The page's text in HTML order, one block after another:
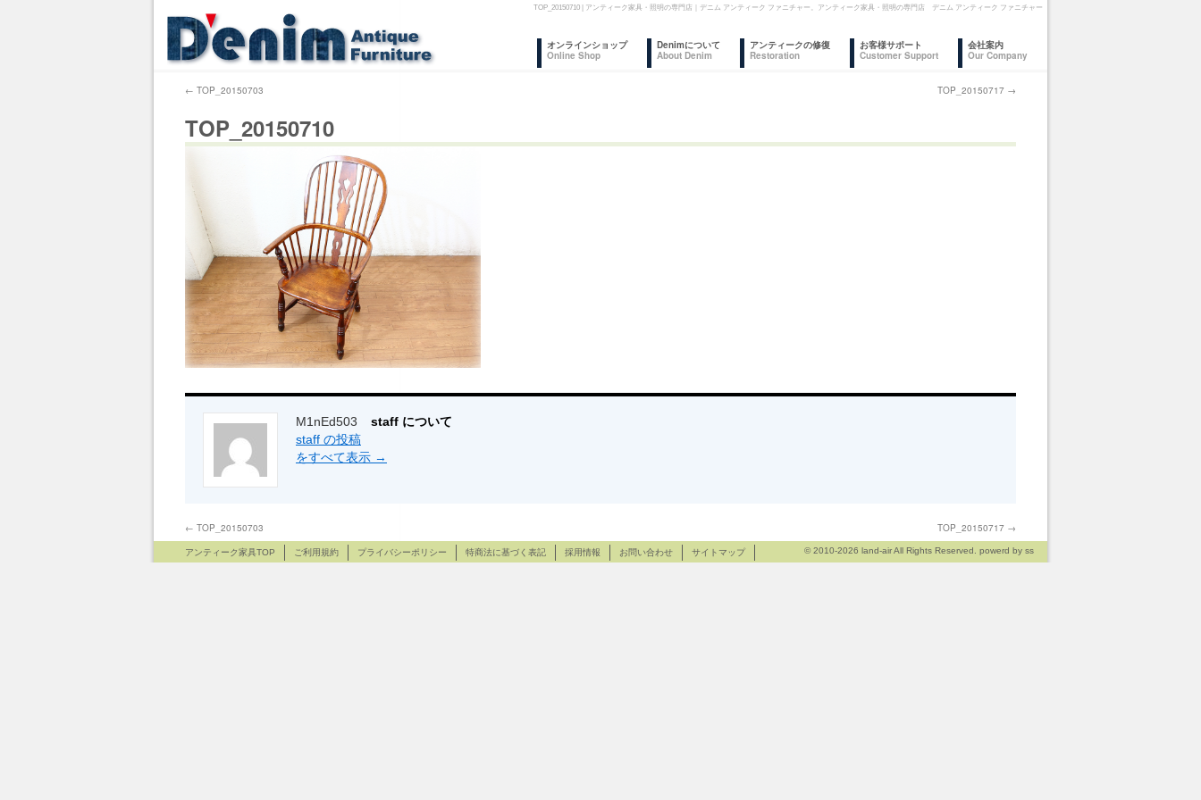
TOP_20150710 | アンティーク家具・照明の専門店｜デニム アンティーク ファニチャー。アンティーク家具・照明の専門店 デニム アンティーク ファニチャー
オンラインショップ
Online Shop
Denimについて
About Denim
アンティークの修復
Restoration
お客様サポート
Customer Support
会社案内
Our Company
← TOP_20150703 TOP_20150717 →
TOP_20150710
staff について
M1nEd503
staff の投稿
をすべて表示 →
← TOP_20150703 TOP_20150717 →
© 2010-2026 land-airAll Rights Reserved. powerd by ss
アンティーク家具TOP ご利用規約 プライバシーポリシー 特商法に基づく表記 採用情報 お問い合わせ サイトマップ